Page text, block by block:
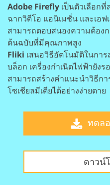
Adobe Firefly เป็นตัวเลือก
ฉากวิดีโอ แอนิเมชั่น และเอ
สามารถตอบสนองความต้อง
ต้นฉบับที่มีคุณภาพสูง
Fliki เสนอวิธีอัตโนมัติในกา
บล็อก เครื่องกำเนิดไฟฟ้ายังร
สามารถสร้างคำแนะนำวิธีกา
โซเชียลมีเดียได้อย่างง่ายดาย
ทดล
ดาวน์